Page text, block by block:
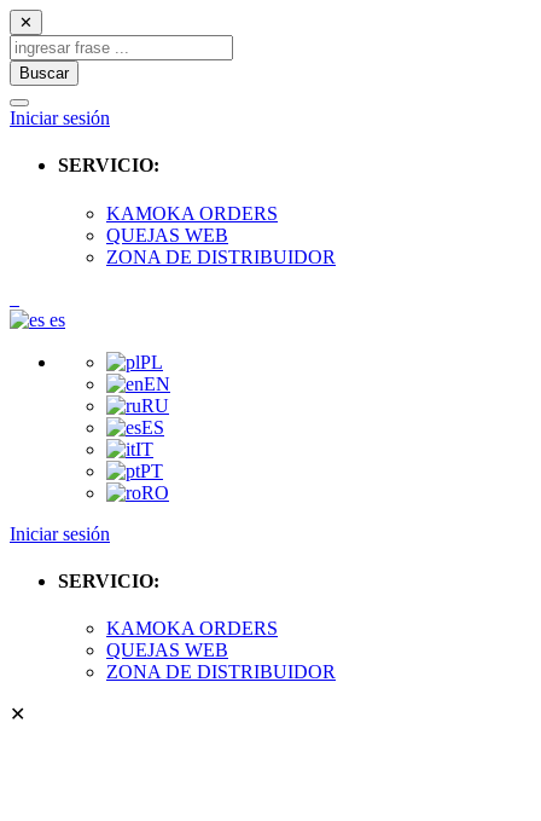
✕
Buscar
Iniciar sesión
SERVICIO:
KAMOKA ORDERS
QUEJAS WEB
ZONA DE DISTRIBUIDOR
es
PL
EN
RU
ES
IT
PT
RO
Iniciar sesión
SERVICIO:
KAMOKA ORDERS
QUEJAS WEB
ZONA DE DISTRIBUIDOR
✕